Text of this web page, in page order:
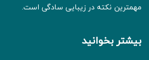
مهمترین نکته در زیبایی سادگی است.
بیشتر بخوانید